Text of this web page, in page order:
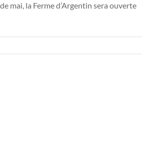
mai, la Ferme d’Argentin sera ouverte